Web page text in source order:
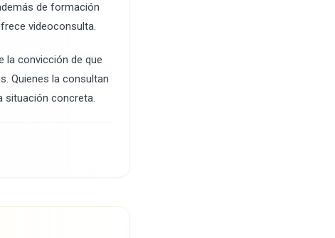
de formación
videoconsulta.
la convicción de que
Quienes la consultan
situación concreta.